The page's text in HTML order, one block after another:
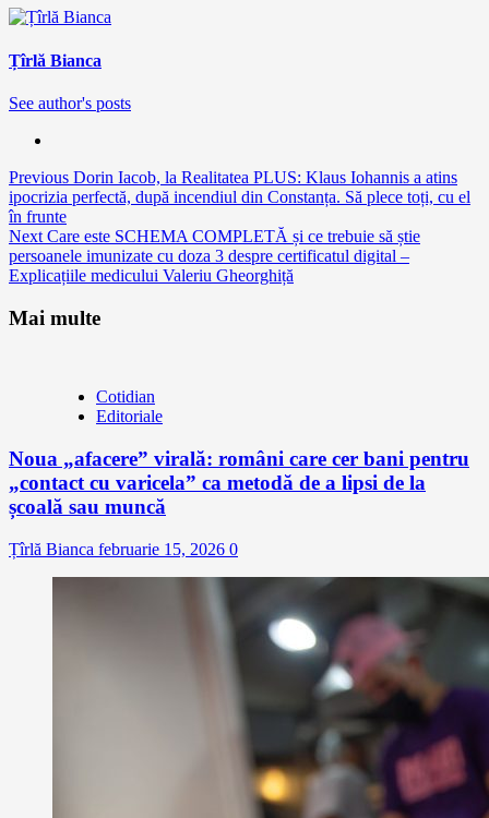
Țîrlă Bianca
See author's posts
Continue
Reading
Previous Dorin Iacob, la Realitatea PLUS: Klaus Iohannis a atins
ipocrizia perfectă, după incendiul din Constanța. Să plece toți, cu el
în frunte
Next Care este SCHEMA COMPLETĂ și ce trebuie să știe
persoanele imunizate cu doza 3 despre certificatul digital –
Explicațiile medicului Valeriu Gheorghiță
Mai multe
Cotidian
Editoriale
Noua „afacere” virală: români care cer bani pentru
„contact cu varicela” ca metodă de a lipsi de la
școală sau muncă
Țîrlă Bianca februarie 15, 2026 0